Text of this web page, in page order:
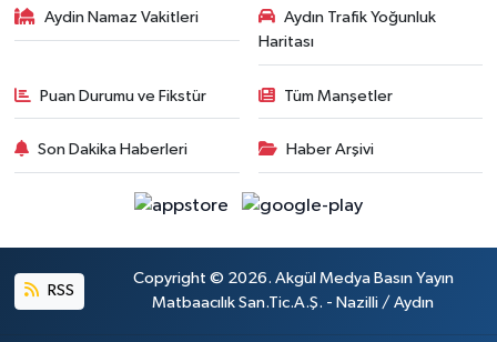
Aydin Namaz Vakitleri
Aydın Trafik Yoğunluk
Haritası
Puan Durumu ve Fikstür Tüm Manşetler
Son Dakika Haberleri Haber Arşivi
RSS
Copyright © 2026. Akgül Medya Basın Yayın
Matbaacılık San.Tic.A.Ş. - Nazilli / Aydın